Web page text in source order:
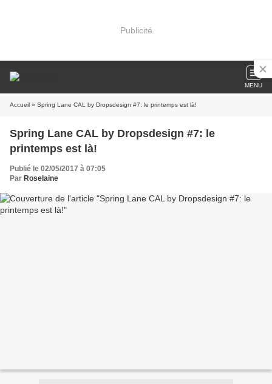
Publicité
MENU
Accueil » Spring Lane CAL by Dropsdesign #7: le printemps est là!
Spring Lane CAL by Dropsdesign #7: le
printemps est là!
Publié le 02/05/2017 à 07:05
Par Roselaine